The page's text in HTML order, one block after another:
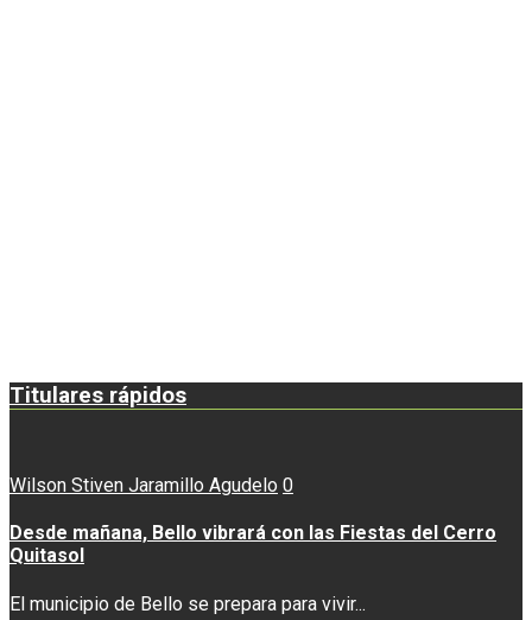
Titulares rápidos
Wilson Stiven Jaramillo Agudelo 0
Desde mañana, Bello vibrará con las Fiestas del Cerro
Quitasol
El municipio de Bello se prepara para vivir...